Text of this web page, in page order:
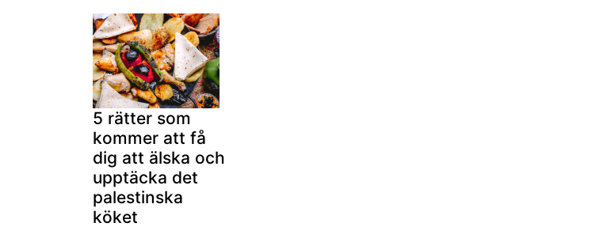
5 rätter som
kommer att få
dig att älska och
upptäcka det
palestinska
köket